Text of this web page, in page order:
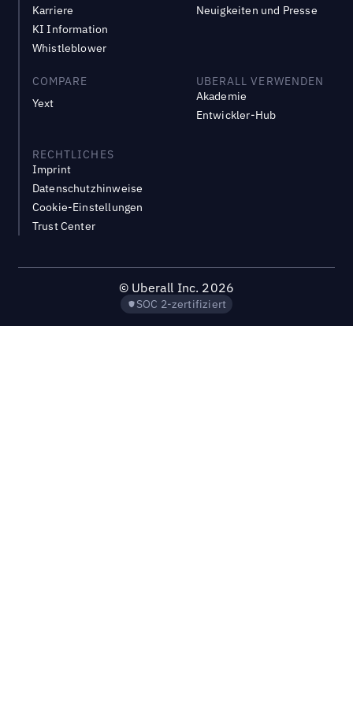
Karriere
KI Information
Whistleblower
Neuigkeiten und Presse
COMPARE
Yext
UBERALL VERWENDEN
Akademie
Entwickler-Hub
RECHTLICHES
Imprint
Datenschutzhinweise
Cookie-Einstellungen
Trust Center
© Uberall Inc. 2026
SOC 2-zertifiziert